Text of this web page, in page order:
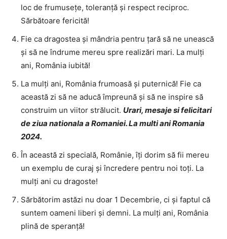
loc de frumusețe, toleranță și respect reciproc.
Sărbătoare fericită!
Fie ca dragostea și mândria pentru țară să ne unească
și să ne îndrume mereu spre realizări mari. La mulți
ani, România iubită!
La mulți ani, România frumoasă și puternică! Fie ca
această zi să ne aducă împreună și să ne inspire să
construim un viitor strălucit. Urari, mesaje si felicitari
de ziua nationala a Romaniei. La multi ani Romania
2024.
În această zi specială, Românie, îți dorim să fii mereu
un exemplu de curaj și încredere pentru noi toți. La
mulți ani cu dragoste!
Sărbătorim astăzi nu doar 1 Decembrie, ci și faptul că
suntem oameni liberi și demni. La mulți ani, România
plină de speranță!